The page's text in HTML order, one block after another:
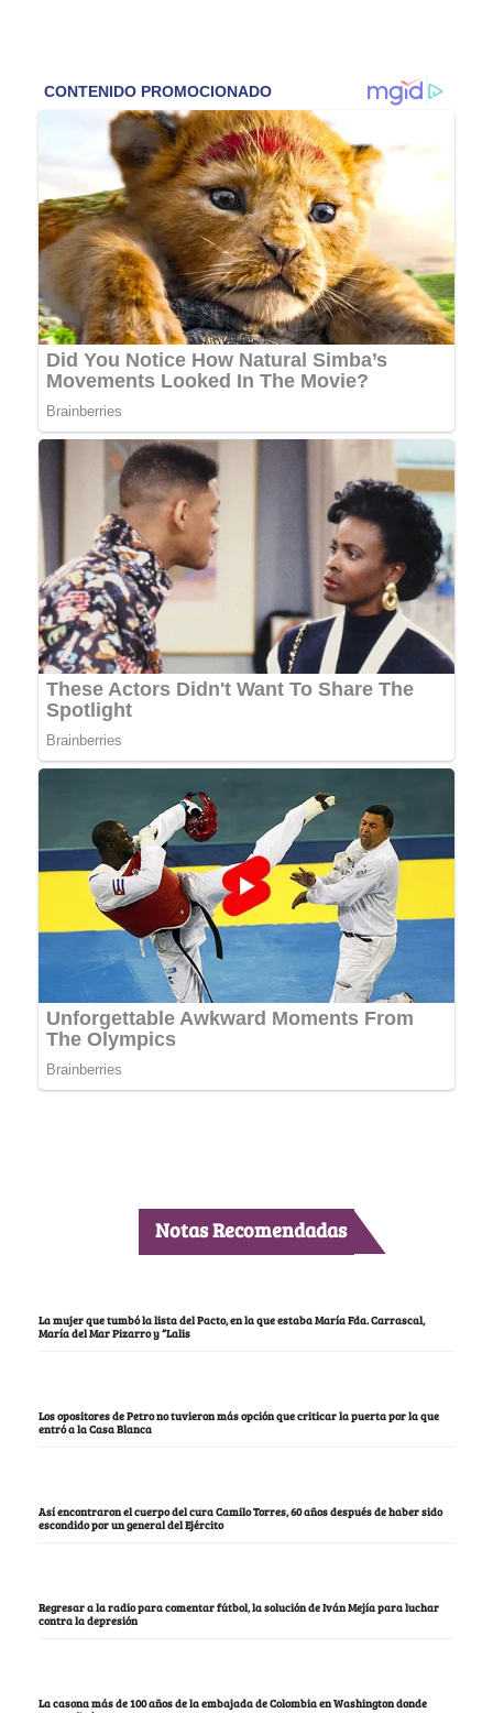
Notas Recomendadas
La mujer que tumbó la lista del Pacto, en la que estaba María Fda. Carrascal,
María del Mar Pizarro y “Lalis
Los opositores de Petro no tuvieron más opción que criticar la puerta por la que
entró a la Casa Blanca
Así encontraron el cuerpo del cura Camilo Torres, 60 años después de haber sido
escondido por un general del Ejército
Regresar a la radio para comentar fútbol, la solución de Iván Mejía para luchar
contra la depresión
La casona más de 100 años de la embajada de Colombia en Washington donde